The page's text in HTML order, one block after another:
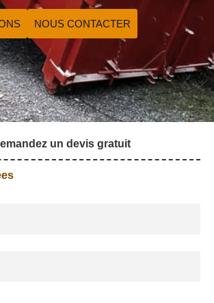
NOUS CONTACTER
un devis gratuit